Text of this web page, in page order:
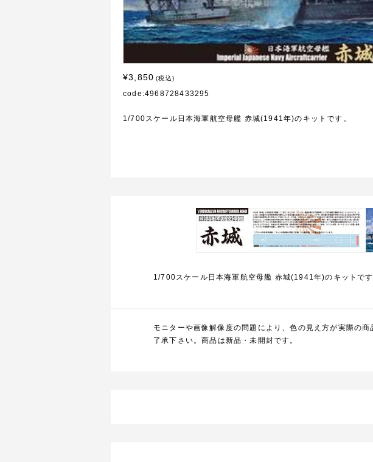
¥3,850 (税込)
code:4968728433295
1/700スケール日本海軍航空母艦 赤城(1941年)のキットです。
1/700スケール日本海軍航空母艦 赤城(1941年)のキットです
モニターや画像解像度の問題により、色の見え方が実際の
了承下さい。商品は新品・未開封です。